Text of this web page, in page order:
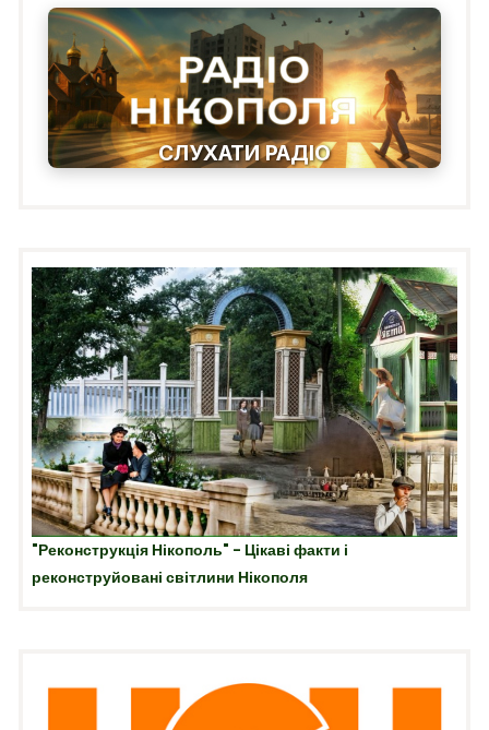
СЛУХАТИ РАДІО
"Реконструкція Нікополь" - Цікаві факти і
реконструйовані світлини Нікополя